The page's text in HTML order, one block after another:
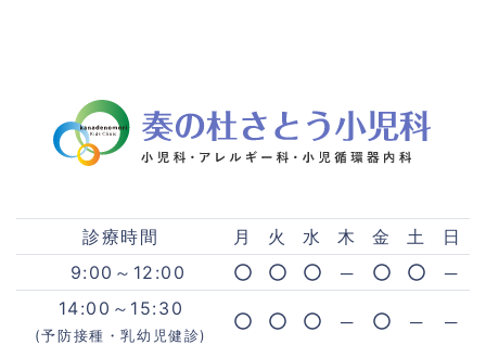
診療時間 月 火 水 木 金 土
日
9:00～12:00
─
─
14:00～15:30
(予防接種・乳幼児健診)
─ ─ ─